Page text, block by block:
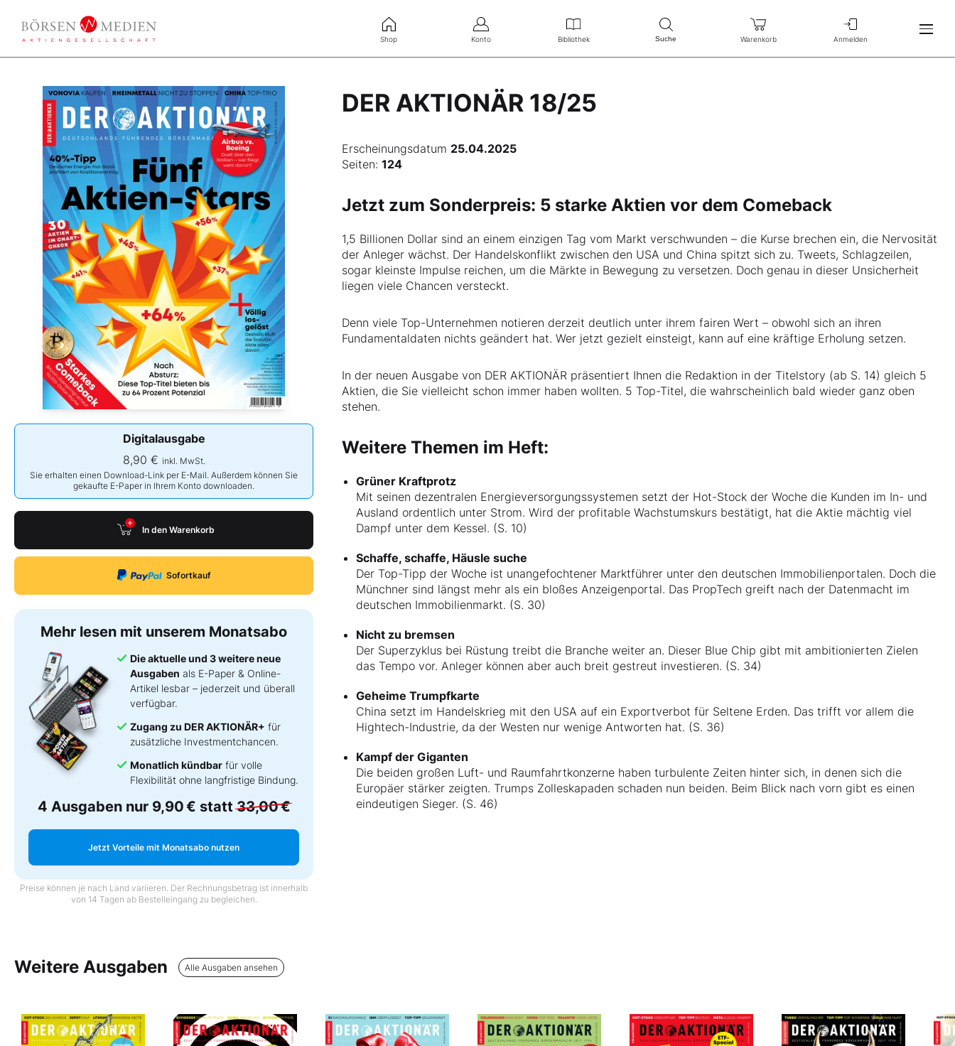
Shop Konto Bibliothek Suche Warenkorb Anmelden
DER AKTIONÄR 18/25
Erscheinungsdatum25.04.2025
Digitalausgabe
8,90 € inkl. MwSt.
Sie erhalten einen Download-Link per E-Mail. Außerdem können Sie
gekaufte E-Paper in Ihrem Konto downloaden.
In den Warenkorb
Sofortkauf
Mehr lesen mit unserem Monatsabo
Die aktuelle und 3 weitere neue
Ausgaben als E-Paper & Online-
Artikel lesbar – jederzeit und überall
verfügbar.
Zugang zu DER AKTIONÄR+ für
zusätzliche Investmentchancen.
Monatlich kündbar für volle
Flexibilität ohne langfristige Bindung.
4 Ausgaben nur 9,90 € statt33,00 €
Jetzt Vorteile mit Monatsabo nutzen
Preise können je nach Land variieren. Der Rechnungsbetrag ist innerhalb
von 14 Tagen ab Bestelleingang zu begleichen.
Seiten:124
Jetzt zum Sonderpreis: 5 starke Aktien vor dem Comeback
1,5 Billionen Dollar sind an einem einzigen Tag vom Markt verschwunden – die Kurse brechen ein, die Nervosität
der Anleger wächst. Der Handelskonflikt zwischen den USA und China spitzt sich zu. Tweets, Schlagzeilen,
sogar kleinste Impulse reichen, um die Märkte in Bewegung zu versetzen. Doch genau in dieser Unsicherheit
liegen viele Chancen versteckt.
Denn viele Top-Unternehmen notieren derzeit deutlich unter ihrem fairen Wert – obwohl sich an ihren
Fundamentaldaten nichts geändert hat. Wer jetzt gezielt einsteigt, kann auf eine kräftige Erholung setzen.
In der neuen Ausgabe von DER AKTIONÄR präsentiert Ihnen die Redaktion in der Titelstory (ab S. 14) gleich 5
Aktien, die Sie vielleicht schon immer haben wollten. 5 Top-Titel, die wahrscheinlich bald wieder ganz oben
stehen.
Weitere Themen im Heft:
Grüner Kraftprotz
Mit seinen dezentralen Energieversorgungssystemen setzt der Hot-Stock der Woche die Kunden im In- und
Ausland ordentlich unter Strom. Wird der profitable Wachstumskurs bestätigt, hat die Aktie mächtig viel
Dampf unter dem Kessel. (S. 10)
Schaffe, schaffe, Häusle suche
Der Top-Tipp der Woche ist unangefochtener Marktführer unter den deutschen Immobilienportalen. Doch die
Münchner sind längst mehr als ein bloßes Anzeigenportal. Das PropTech greift nach der Datenmacht im
deutschen Immobilienmarkt. (S. 30)
Nicht zu bremsen
Der Superzyklus bei Rüstung treibt die Branche weiter an. Dieser Blue Chip gibt mit ambitionierten Zielen
das Tempo vor. Anleger können aber auch breit gestreut investieren. (S. 34)
Geheime Trumpfkarte
China setzt im Handelskrieg mit den USA auf ein Exportverbot für Seltene Erden. Das trifft vor allem die
Hightech-Industrie, da der Westen nur wenige Antworten hat. (S. 36)
Kampf der Giganten
Die beiden großen Luft- und Raumfahrtkonzerne haben turbulente Zeiten hinter sich, in denen sich die
Europäer stärker zeigten. Trumps Zolleskapaden schaden nun beiden. Beim Blick nach vorn gibt es einen
eindeutigen Sieger. (S. 46)
Weitere Ausgaben Alle Ausgaben ansehen